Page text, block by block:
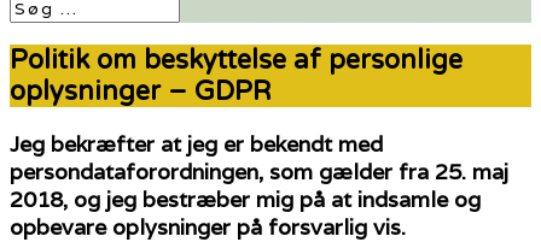
Politik om beskyttelse af personlige
oplysninger – GDPR
Jeg bekræfter at jeg er bekendt med
persondataforordningen, som gælder fra 25. maj
2018, og jeg bestræber mig på at indsamle og
opbevare oplysninger på forsvarlig vis.